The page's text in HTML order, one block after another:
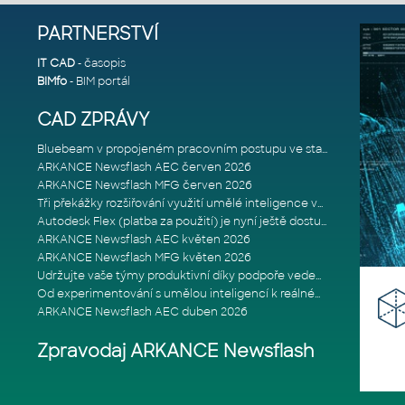
PARTNERSTVÍ
IT CAD- časopis
BIMfo- BIM portál
CAD ZPRÁVY
Bluebeam v propojeném pracovním postupu ve stavebnictví: Proč je int
ARKANCE Newsflash AEC červen 2026
ARKANCE Newsflash MFG červen 2026
Tři překážky rozšiřování využití umělé inteligence ve stavebním prům
Autodesk Flex (platba za použití) je nyní ještě dostupnější
ARKANCE Newsflash AEC květen 2026
ARKANCE Newsflash MFG květen 2026
Udržujte vaše týmy produktivní díky podpoře vedené odborníky
Od experimentování s umělou inteligencí k reálnému dopadu na podniká
ARKANCE Newsflash AEC duben 2026
Zpravodaj ARKANCE Newsflash